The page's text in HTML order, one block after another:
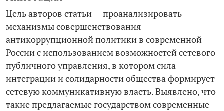
Цель авторов статьи — проанализировать
механизмы совершенствования
антикоррупционной политики в современной
России с использованием возможностей сетевого
публичного управления, в котором сила
интеграции и солидарности общества формирует
сетевую коммуникативную власть. Выявлено, что
такие предлагаемые государством современные